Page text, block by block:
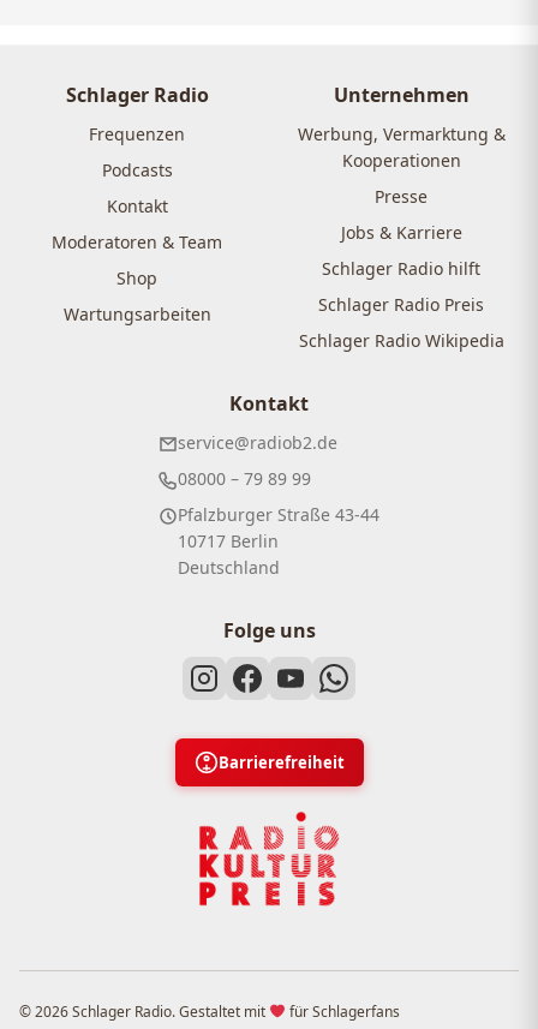
Schlager Radio
Frequenzen
Podcasts
Kontakt
Moderatoren & Team
Shop
Wartungsarbeiten
Unternehmen
Werbung, Vermarktung &
Kooperationen
Presse
Jobs & Karriere
Schlager Radio hilft
Schlager Radio Preis
Schlager Radio Wikipedia
Kontakt
service@radiob2.de
08000 – 79 89 99
Pfalzburger Straße 43-44
10717 Berlin
Deutschland
Folge uns
Barrierefreiheit
© 2026 Schlager Radio. Gestaltet mit für Schlagerfans